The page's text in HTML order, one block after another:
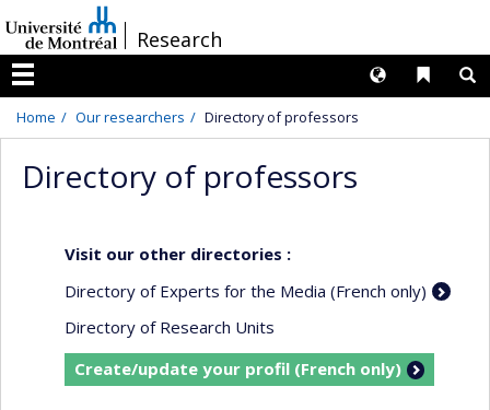
au
contenu
/Research
Menu
Liens
Langues
Home Our researchers Directory of professors
Directory of professors
Visit our other directories :
Directory of Experts for the Media (French only)
Directory of Research Units
Create/update your profil (French only)